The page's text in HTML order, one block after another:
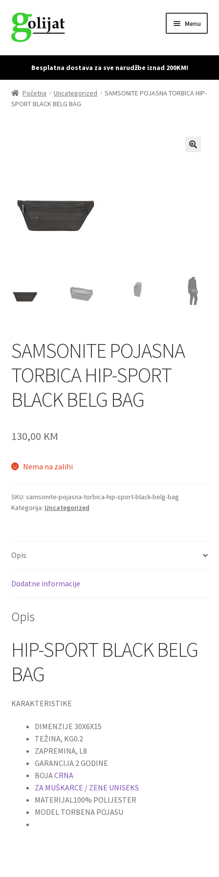
Skip
to
navigation
Skip
to
content
Menu
Početna
Accessories
Cart
Sample Page
Besplatna dostava za sve narudžbe iznad 200KM!
Početna Uncategorized
SAMSONITE POJASNA TORBICA HIP-
SPORT BLACK BELG BAG
SAMSONITE POJASNA
TORBICA HIP-SPORT
BLACK BELG BAG
130,00 KM
Nema na zalihi
SKU: samsonite-pojasna-torbica-hip-sport-black-belg-bag
Kategorija: Uncategorized
Opis
Dodatne informacije
Opis
HIP-SPORT BLACK BELG
BAG
KARAKTERISTIKE
DIMENZIJE 30X6X15
TEŽINA, KG0.2
ZAPREMINA, L8
GARANCIJA 2 GODINE
BOJACRNA
ZA MUŠKARCE / ZENE UNISEKS
MATERIJAL100% POLIJESTER
MODEL TORBENA POJASU